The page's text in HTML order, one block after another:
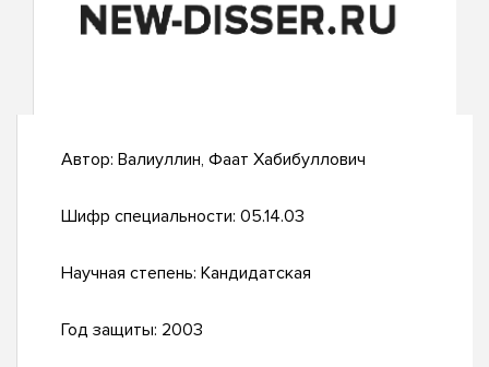
Автор: Валиуллин, Фаат Хабибуллович
Шифр специальности: 05.14.03
Научная степень: Кандидатская
Год защиты: 2003